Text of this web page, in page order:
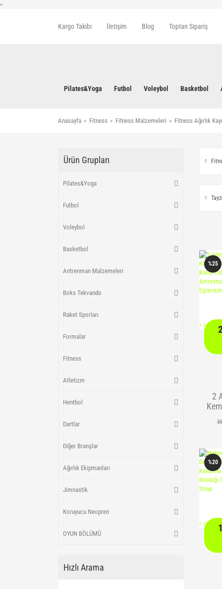
<
Kargo Takibi İletişim Blog Toptan Sipariş
Pilates&Yoga Futbol Voleybol Basketbol
Anasayfa Fitness Fitness Malzemeleri Fitness Ağırlık
Ürün Grupları
Pilates&Yoga
Futbol
Voleybol
Basketbol
Antrenman Malzemeleri
Boks Tekvando
Raket Sporları
Formalar
Fitness
Atletizm
Hentbol
Dartlar
Diğer Branşlar
Ağırlık Ekipmanları
Jimnastik
Koruyucu Neopren
OYUN BÖLÜMÜ
Hızlı Arama
%25
< /> />
2
%20
< /> />